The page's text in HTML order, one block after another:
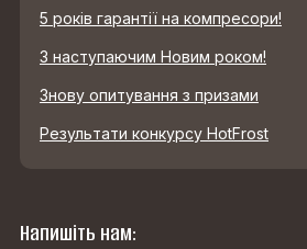
5 років гарантії на компресори!
З наступаючим Новим роком!
Знову опитування з призами
Результати конкурсу HotFrost
Напишіть нам: